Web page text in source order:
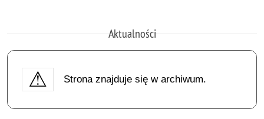
Aktualności
Strona znajduje się w archiwum.